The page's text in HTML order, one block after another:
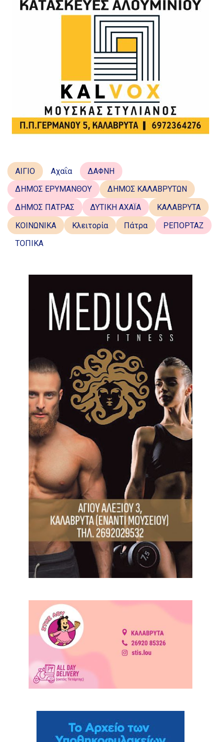
ΑΙΓΙΟ Αχαΐα
ΔΑΦΝΗ
ΔΗΜΟΣ ΕΡΥΜΑΝΘΟΥ
ΔΗΜΟΣ ΚΑΛΑΒΡΥΤΩΝ
ΔΗΜΟΣ ΠΑΤΡΑΣ
ΔΥΤΙΚΗ ΑΧΑΪΑ
ΚΑΛΑΒΡΥΤΑ
ΚΟΙΝΩΝΙΚΑ
Κλειτορία Πάτρα
ΡΕΠΟΡΤΑΖ
ΤΟΠΙΚΑ